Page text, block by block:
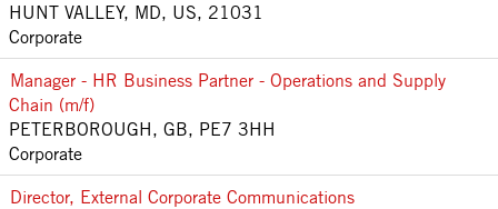
HUNT VALLEY, MD, US, 21031
Corporate
Manager - HR Business Partner - Operations and Supply
Chain (m/f)
PETERBOROUGH, GB, PE7 3HH
Corporate
Director, External Corporate Communications